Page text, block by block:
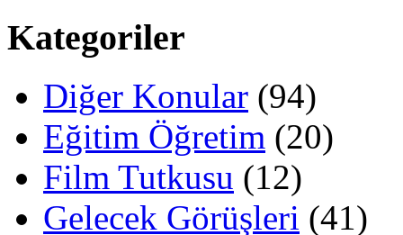
Kategoriler
Diğer Konular (94)
Eğitim Öğretim (20)
Film Tutkusu (12)
Gelecek Görüşleri (41)